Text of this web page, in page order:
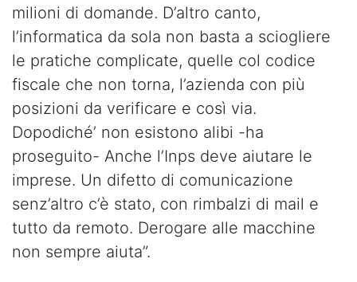
milioni di domande. D’altro canto,
l’informatica da sola non basta a sciogliere
le pratiche complicate, quelle col codice
fiscale che non torna, l’azienda con più
posizioni da verificare e così via.
Dopodiché’ non esistono alibi -ha
proseguito- Anche l’Inps deve aiutare le
imprese. Un difetto di comunicazione
senz’altro c’è stato, con rimbalzi di mail e
tutto da remoto. Derogare alle macchine
non sempre aiuta”.